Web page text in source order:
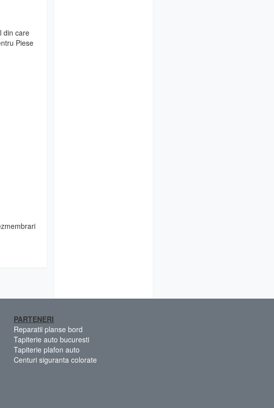
din care
Piese
PARTENERI
Reparatii planse bord
Tapiterie auto bucuresti
Tapiterie plafon auto
Centuri siguranta colorate